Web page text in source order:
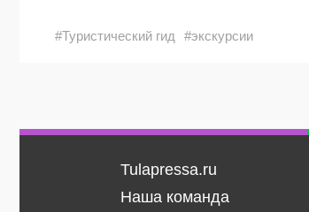
#Туристический гид #экскурсии
Tulapressa.ru
Наша команда